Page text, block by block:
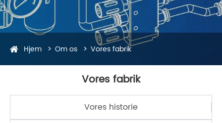
Hjem Om os Vores fabrik
Vores fabrik
Vores historie